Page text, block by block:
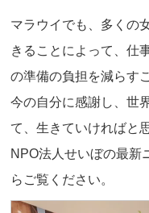
マラウイでも、多くの
きることによって、仕
の準備の負担を減らす
今の自分に感謝し、世
て、生きていければと
NPO法人せいぼの最新
らご覧ください。